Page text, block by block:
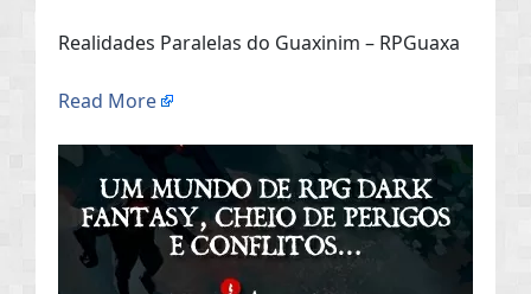
Realidades Paralelas do Guaxinim – RPGuaxa
Read More